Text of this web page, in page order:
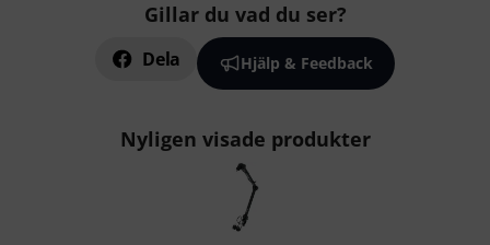
Gillar du vad du ser?
Dela Hjälp & Feedback
Nyligen visade produkter